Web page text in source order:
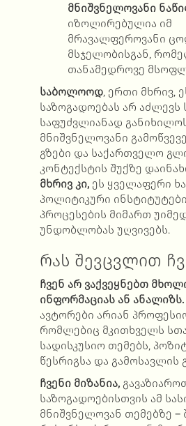
მნიშვნელოვანი
იზოლირებულია იმ
მრავალფეროვანი
მსჯელობისგან,
თანამედროვე
საბოლოოდ, ერთი მხრივ,
საზოგადოებას არ აძლევს
საფუძვლიანად
მნიშვნელოვანი
გზები და საქართველო
კონტექსტის შუქზე
მხრივ კი,ეს ყველაფერი
პოლიტიკური
პროცესების მიმართ
უნდობლობას უღვივებს.
რას შევცვლით
ჩვენ არ ვაქვეყნებთ
ინფორმაციას ან ანალიზს.
ავტორები არიან
რომლებიც მკითხველს
სადისკუსიო თემებს,
წესრიგსა და გამოსავლის
ჩვენი მიზანია,
საზოგადოებისთვის ამ
მნიშვნელოვან თემებზე –